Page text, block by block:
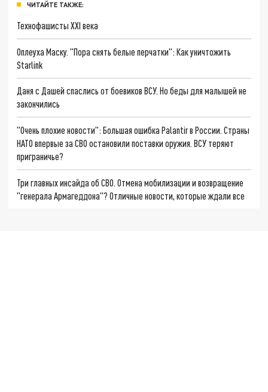
ЧИТАЙТЕ ТАКЖЕ:
Технофашисты XXI века
Оплеуха Маску. "Пора снять белые перчатки": Как уничтожить
Starlink
Даня с Дашей спаслись от боевиков ВСУ. Но беды для малышей не
закончились
"Очень плохие новости": Большая ошибка Palantir в России. Страны
НАТО впервые за СВО остановили поставки оружия. ВСУ теряют
приграничье?
Три главных инсайда об СВО. Отмена мобилизации и возвращение
"генерала Армагеддона"? Отличные новости, которые ждали все